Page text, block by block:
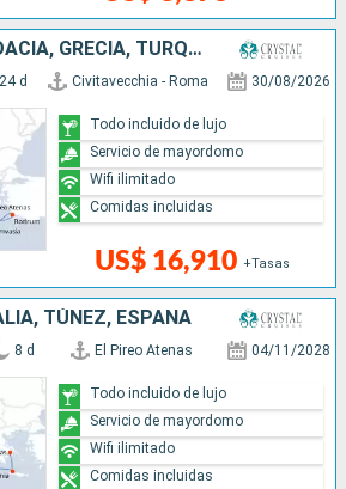
MONTENEGRO, CROACIA, GRECIA, TURQUÍA, MALTA, ITALIA
24 d Civitavecchia - Roma 30/08/2026
US$ 16,910 +Tasas
Todo incluido de lujo
Servicio de mayordomo
Wifi ilimitado
Comidas incluidas
TÚNEZ, ESPAÑA
8 d El Pireo Atenas 04/11/2028
Todo incluido de lujo
Servicio de mayordomo
Wifi ilimitado
Comidas incluidas